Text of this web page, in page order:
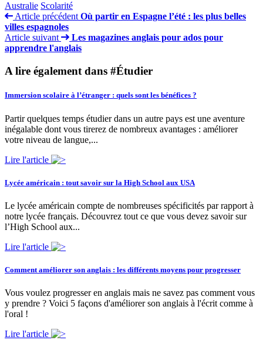
Australie Scolarité
Article précédent Où partir en Espagne l’été : les plus belles
villes espagnoles
Article suivant
Les magazines anglais pour ados pour
apprendre l'anglais
A lire également dans #Étudier
Immersion scolaire à l’étranger : quels sont les bénéfices ?
Partir quelques temps étudier dans un autre pays est une aventure
inégalable dont vous tirerez de nombreux avantages : améliorer
votre niveau de langue,...
Lire l'article
Lycée américain : tout savoir sur la High School aux USA
Le lycée américain compte de nombreuses spécificités par rapport à
notre lycée français. Découvrez tout ce que vous devez savoir sur
l’High School aux...
Lire l'article
Comment améliorer son anglais : les différents moyens pour progresser
Vous voulez progresser en anglais mais ne savez pas comment vous
y prendre ? Voici 5 façons d'améliorer son anglais à l'écrit comme à
l'oral !
Lire l'article